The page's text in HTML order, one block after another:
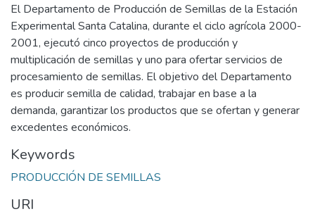
El Departamento de Producción de Semillas de la Estación
Experimental Santa Catalina, durante el ciclo agrícola 2000-
2001, ejecutó cinco proyectos de producción y
multiplicación de semillas y uno para ofertar servicios de
procesamiento de semillas. El objetivo del Departamento
es producir semilla de calidad, trabajar en base a la
demanda, garantizar los productos que se ofertan y generar
excedentes económicos.
Keywords
PRODUCCIÓN DE SEMILLAS
URI